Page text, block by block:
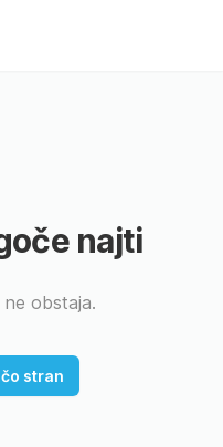
najti
obstaja.
stran